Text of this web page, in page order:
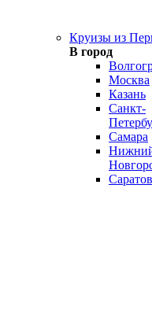
Круизы из
В город
Москва
Казань
Санкт-
Самара
Саратов